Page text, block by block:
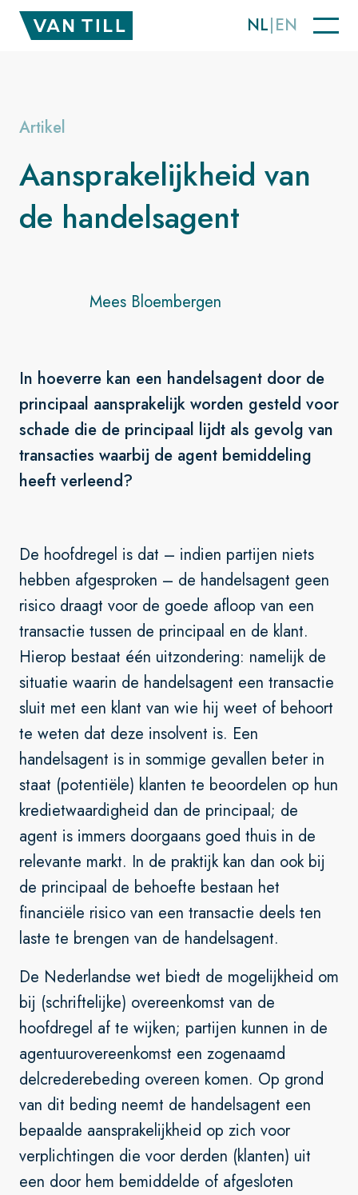
NL EN
Artikel
Aansprakelijkheid van
de handelsagent
Mees Bloembergen
In hoeverre kan een handelsagent door de
principaal aansprakelijk worden gesteld voor
schade die de principaal lijdt als gevolg van
transacties waarbij de agent bemiddeling
heeft verleend?
De hoofdregel is dat – indien partijen niets
hebben afgesproken – de handelsagent geen
risico draagt voor de goede afloop van een
transactie tussen de principaal en de klant.
Hierop bestaat één uitzondering: namelijk de
situatie waarin de handelsagent een transactie
sluit met een klant van wie hij weet of behoort
te weten dat deze insolvent is. Een
handelsagent is in sommige gevallen beter in
staat (potentiële) klanten te beoordelen op hun
kredietwaardigheid dan de principaal; de
agent is immers doorgaans goed thuis in de
relevante markt. In de praktijk kan dan ook bij
de principaal de behoefte bestaan het
financiële risico van een transactie deels ten
laste te brengen van de handelsagent.
De Nederlandse wet biedt de mogelijkheid om
bij (schriftelijke) overeenkomst van de
hoofdregel af te wijken; partijen kunnen in de
agentuurovereenkomst een zogenaamd
delcrederebeding overeen komen. Op grond
van dit beding neemt de handelsagent een
bepaalde aansprakelijkheid op zich voor
verplichtingen die voor derden (klanten) uit
een door hem bemiddelde of afgesloten